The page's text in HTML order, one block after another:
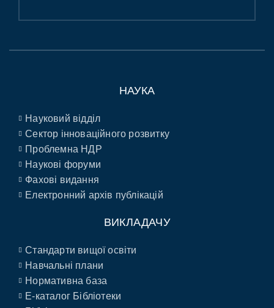
НАУКА
Науковий відділ
Сектор інноваційного розвитку
Проблемна НДР
Наукові форуми
Фахові видання
Електронний архів публікацій
ВИКЛАДАЧУ
Стандарти вищої освіти
Навчальні плани
Нормативна база
E-каталог Бібліотеки